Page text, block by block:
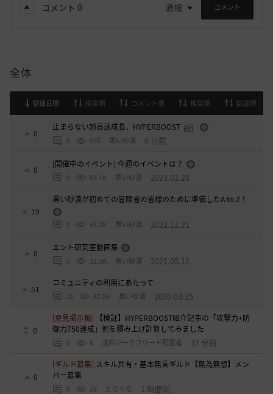
コメント 0 通報 コメント
全体
登録日順 検索順 コメント順 推奨順 話題順
0
止まらない超高速成長、HYPERBOOST
0 935 黒い砂漠 6 日前
8
[開催中のイベント] 今週のイベントは？
0 53.1K 黒い砂漠 2023.02.28
19
黒い砂漠が初めての冒険者の皆様のために準備したA to Z！
2 43.2K 黒い砂漠 2022.12.21
8
エント研究室動画集
1 32.3K 黒い砂漠 2021.05.12
51
コミュニティの利用にあたって
18 47.8K 黒い砂漠 2020.03.25
0
[意見掲示板]
【検証】HYPERBOOST紹介記事の「攻撃力+防
御力750達成」例を積み上げ計算してみました
0 8 浅井ジークフリード配信者 37 分前
0
[ギルド募集] スキル共有・基本無言ギルド【無為無想】メン
バー募集
0 18 とりぐな 1 時間前